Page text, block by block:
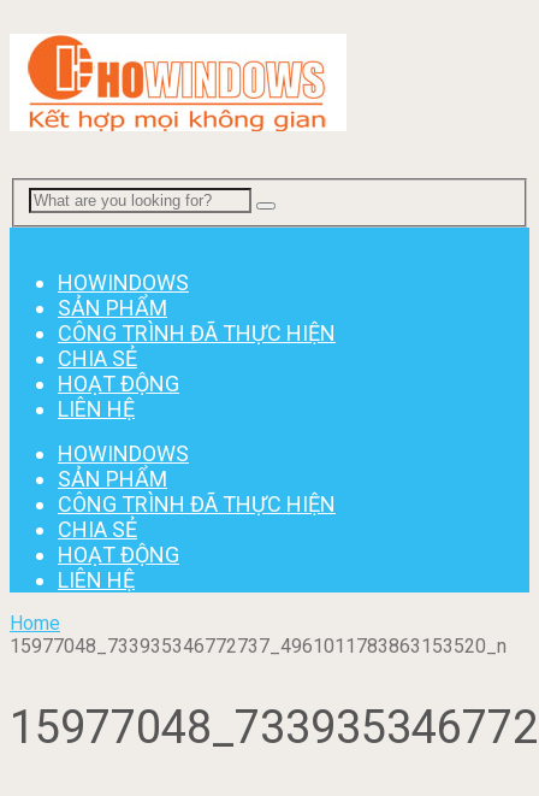
HOWINDOWS
SẢN PHẨM
CÔNG TRÌNH ĐÃ THỰC HIỆN
CHIA SẺ
HOẠT ĐỘNG
LIÊN HỆ
HOWINDOWS
SẢN PHẨM
CÔNG TRÌNH ĐÃ THỰC HIỆN
CHIA SẺ
HOẠT ĐỘNG
LIÊN HỆ
Home
15977048_733935346772737_4961011783863153520_n